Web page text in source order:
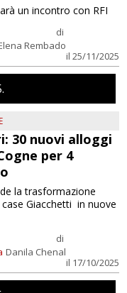
di
Rembado
il 25/11/2025
un incontro con RFI
30 nuovi alloggi
per 4
di
Danila Chenal
il 17/10/2025
la trasformazione
Giacchetti in nuove